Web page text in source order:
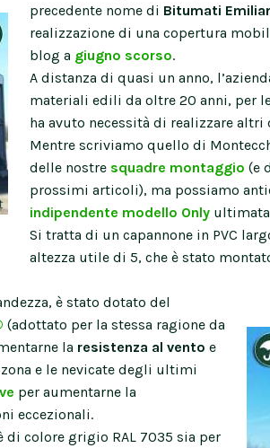
precedente nome di Bitumati
realizzazione di una copertura
blog a giugno scorso.
A distanza di quasi un anno,
materiali edili da oltre 20 anni, per
ha avuto necessità di realizzare
Mentre scriviamo quello di
delle nostre squadre montaggio (e
prossimi articoli), ma possiamo
indipendente modello Only ultimata
Si tratta di un capannone in PVC
altezza utile di 5, che è stato
è stato dotato del
(adottato per la stessa ragione da
la resistenza al vento e
e le nevicate degli ultimi
per aumentarne la
eccezionali.
colore grigio RAL 7035 sia per